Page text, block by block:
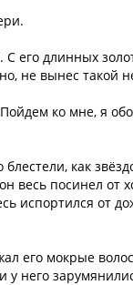
его длинных
не вынес такой
ко мне, я
как
весь посинел от
испортился от
его мокрые
него